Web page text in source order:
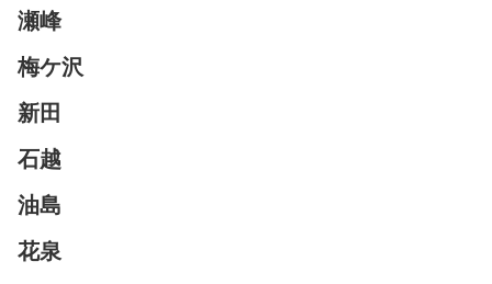
瀬峰
梅ケ沢
新田
石越
油島
花泉